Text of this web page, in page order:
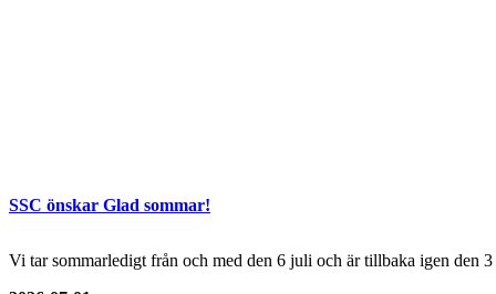
SSC önskar Glad sommar!
Vi tar sommarledigt från och med den 6 juli och är tillbaka igen den